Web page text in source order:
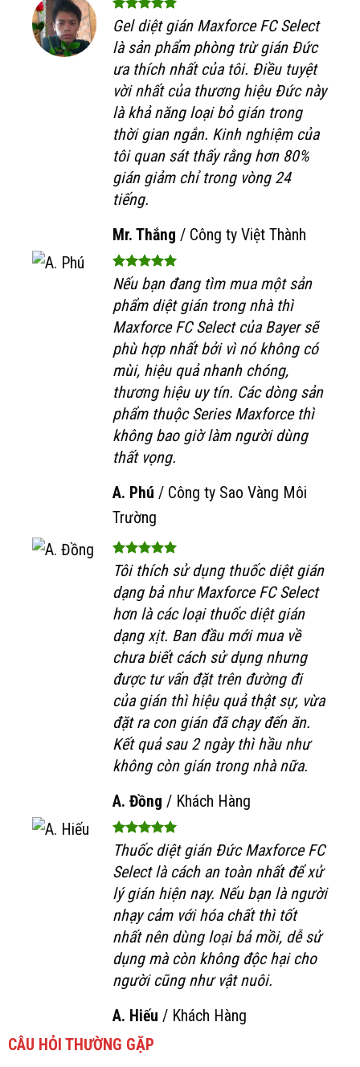
Gel diệt gián Maxforce FC Select
là sản phẩm phòng trừ gián Đức
ưa thích nhất của tôi. Điều tuyệt
vời nhất của thương hiệu Đức này
là khả năng loại bỏ gián trong
thời gian ngắn. Kinh nghiệm của
tôi quan sát thấy rằng hơn 80%
gián giảm chỉ trong vòng 24
tiếng.
Mr. Thắng / Công ty Việt Thành
Nếu bạn đang tìm mua một sản
phẩm diệt gián trong nhà thì
Maxforce FC Select của Bayer sẽ
phù hợp nhất bởi vì nó không có
mùi, hiệu quả nhanh chóng,
thương hiệu uy tín. Các dòng sản
phẩm thuộc Series Maxforce thì
không bao giờ làm người dùng
thất vọng.
A. Phú / Công ty Sao Vàng Môi
Trường
Tôi thích sử dụng thuốc diệt gián
dạng bả như Maxforce FC Select
hơn là các loại thuốc diệt gián
dạng xịt. Ban đầu mới mua về
chưa biết cách sử dụng nhưng
được tư vấn đặt trên đường đi
của gián thì hiệu quả thật sự, vừa
đặt ra con gián đã chạy đến ăn.
Kết quả sau 2 ngày thì hầu như
không còn gián trong nhà nữa.
A. Đồng / Khách Hàng
Thuốc diệt gián Đức Maxforce FC
Select là cách an toàn nhất để xử
lý gián hiện nay. Nếu bạn là người
nhạy cảm với hóa chất thì tốt
nhất nên dùng loại bả mồi, dễ sử
dụng mà còn không độc hại cho
người cũng như vật nuôi.
A. Hiếu / Khách Hàng
CÂU HỎI THƯỜNG GẶP